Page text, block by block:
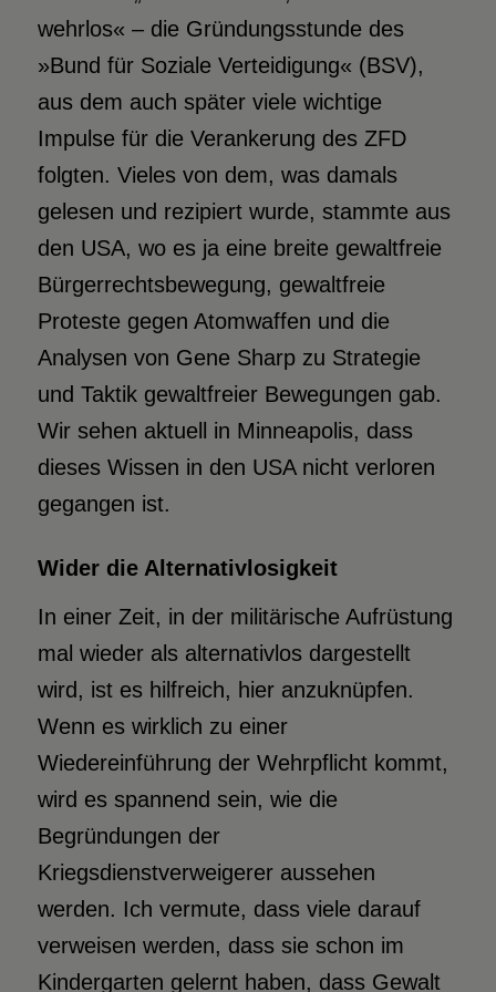
wehrlos« – die Gründungsstunde des
»Bund für Soziale Verteidigung« (BSV),
aus dem auch später viele wichtige
Impulse für die Verankerung des ZFD
folgten. Vieles von dem, was damals
gelesen und rezipiert wurde, stammte aus
den USA, wo es ja eine breite gewaltfreie
Bürgerrechtsbewegung, gewaltfreie
Proteste gegen Atomwaffen und die
Analysen von Gene Sharp zu Strategie
und Taktik gewaltfreier Bewegungen gab.
Wir sehen aktuell in Minneapolis, dass
dieses Wissen in den USA nicht verloren
gegangen ist.
Wider die Alternativlosigkeit
In einer Zeit, in der militärische Aufrüstung
mal wieder als alternativlos dargestellt
wird, ist es hilfreich, hier anzuknüpfen.
Wenn es wirklich zu einer
Wiedereinführung der Wehrpflicht kommt,
wird es spannend sein, wie die
Begründungen der
Kriegsdienstverweigerer aussehen
werden. Ich vermute, dass viele darauf
verweisen werden, dass sie schon im
Kindergarten gelernt haben, dass Gewalt